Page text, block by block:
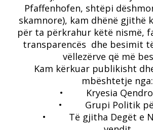
Pfaffenhofen, shtëpi
skamnore), kam dhënë gjithë
për ta përkrahur këtë nismë,
transparencës dhe besimit
vëllezërve që më
Kam kërkuar publikisht
mbështetje nga:
• Kryesia Qendrore
• Grupi Politik për
• Të gjitha Degët e